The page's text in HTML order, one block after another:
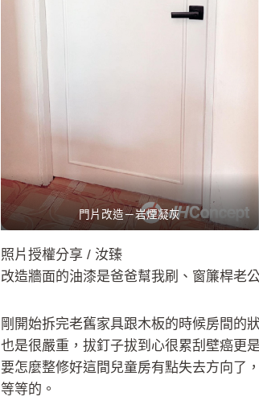
門片改造－岩煙凝灰
照片授權分享 / 汝臻
改造牆面的油漆是爸爸幫我刷、窗簾桿老
剛開始拆完老舊家具跟木板的時候房間的
也是很嚴重，拔釘子拔到心很累刮壁癌更
要怎麼整修好這間兒童房有點失去方向了
等等的。